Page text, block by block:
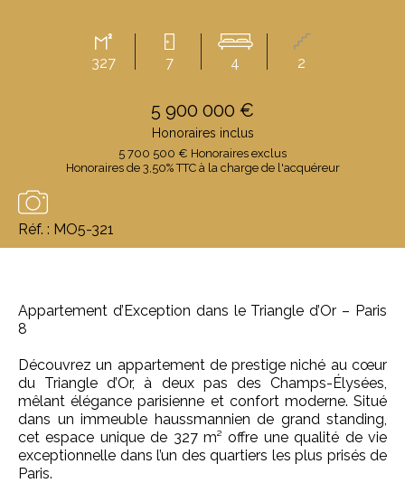
327 7 4 2
5 900 000 €
Honoraires inclus
5 700 500 € Honoraires exclus
Honoraires de 3,50% TTC à la charge de l'acquéreur
Réf. : MO5-321
Appartement d’Exception dans le Triangle d’Or – Paris
8
Découvrez un appartement de prestige niché au cœur
du Triangle d’Or, à deux pas des Champs-Élysées,
mêlant élégance parisienne et confort moderne. Situé
dans un immeuble haussmannien de grand standing,
cet espace unique de 327 m² offre une qualité de vie
exceptionnelle dans l’un des quartiers les plus prisés de
Paris.